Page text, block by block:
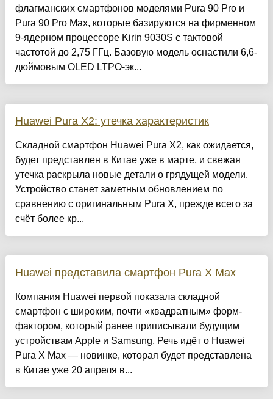
флагманских смартфонов моделями Pura 90 Pro и
Pura 90 Pro Max, которые базируются на фирменном
9-ядерном процессоре Kirin 9030S с тактовой
частотой до 2,75 ГГц. Базовую модель оснастили 6,6-
дюймовым OLED LTPO-эк...
Huawei Pura X2: утечка характеристик
Складной смартфон Huawei Pura X2, как ожидается,
будет представлен в Китае уже в марте, и свежая
утечка раскрыла новые детали о грядущей модели.
Устройство станет заметным обновлением по
сравнению с оригинальным Pura X, прежде всего за
счёт более кр...
Huawei представила смартфон Pura X Max
Компания Huawei первой показала складной
смартфон с широким, почти «квадратным» форм-
фактором, который ранее приписывали будущим
устройствам Apple и Samsung. Речь идёт о Huawei
Pura X Max — новинке, которая будет представлена
в Китае уже 20 апреля в...